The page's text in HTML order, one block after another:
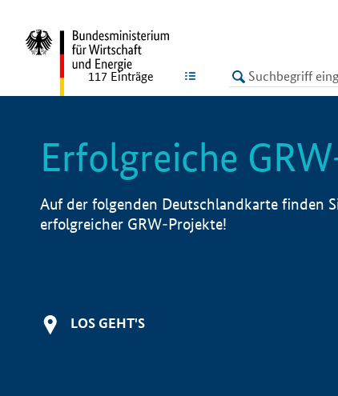
LISTE
117 Einträge
Erfolgreiche
Auf der folgenden Deutschlandkarte finden
erfolgreicher GRW-Projekte!
LOS GEHT'S